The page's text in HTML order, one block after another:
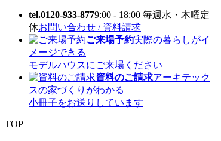
tel.0120-933-8779:00 - 18:00 毎週水・木曜定
休お問い合わせ / 資料請求
ご来場予約実際の暮らしがイ
メージできる
モデルハウスにご来場ください
資料のご請求アーキテック
スの家づくりがわかる
小冊子をお送りしています
TOP